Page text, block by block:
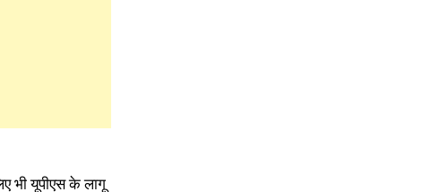
भी यूपीएस के लागू